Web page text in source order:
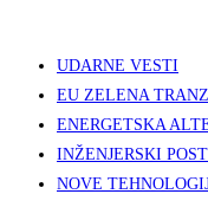
UDARNE VESTI
EU ZELENA
ENERGETSKA
INŽENJERSKI
NOVE